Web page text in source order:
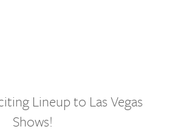
Lineup to Las Vegas
Shows!